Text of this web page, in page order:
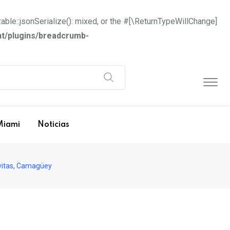
mixed, or the #[\ReturnTypeWillChange]
plugins/breadcrumb-
Noticias
Camagüey